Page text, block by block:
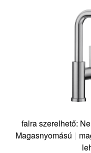
falra szerelhető:
Magasnyomású |